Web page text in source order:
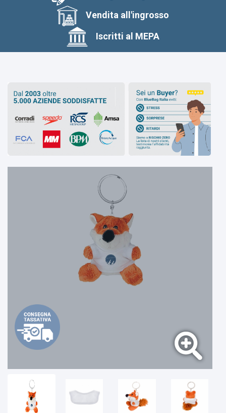
Vendita all'ingrosso
Iscritti al MEPA